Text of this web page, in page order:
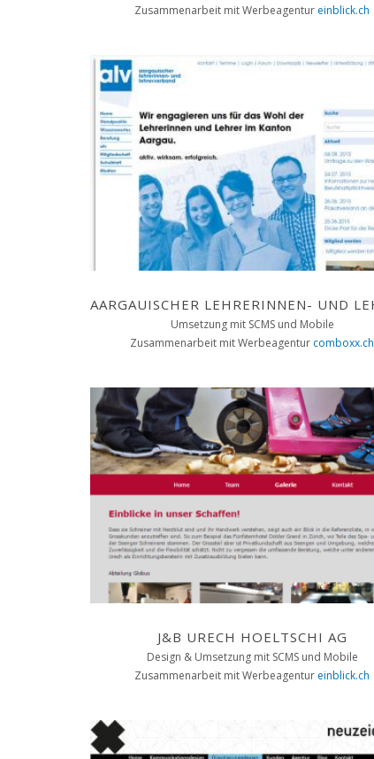
Zusammenarbeit mit Werbeagentur einblick.ch
Umsetzung mit SCMS und Mobile
Zusammenarbeit mit Werbeagentur comboxx.ch
J&B URECH HOELTSCHI AG
Design & Umsetzung mit SCMS und Mobile
Zusammenarbeit mit Werbeagentur einblick.ch